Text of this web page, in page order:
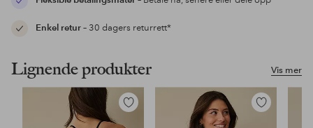
Enkel retur– 30 dagers returrett*
Vis mer
Lignende produkter
Legg
til
Legg